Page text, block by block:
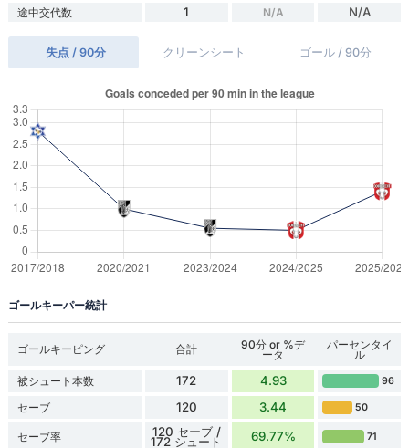
途中交代数 1 N/A N/A
失点 / 90分 クリーンシート ゴール / 90分
ゴールキーパー統計
ゴールキーピング 合計 90分 or %デ
ータ
パーセンタイ
ル
被シュート本数
172 4.93 96
セーブ 120 3.44 50
セーブ率 120 セーブ /
172 シュート 69.77% 71